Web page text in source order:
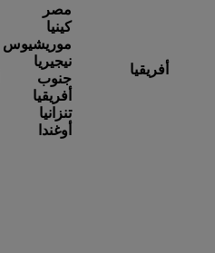
أفريقيا
مصر
كينيا
موريشيوس
نيجيريا
جنوب
أفريقيا
تنزانيا
أوغندا